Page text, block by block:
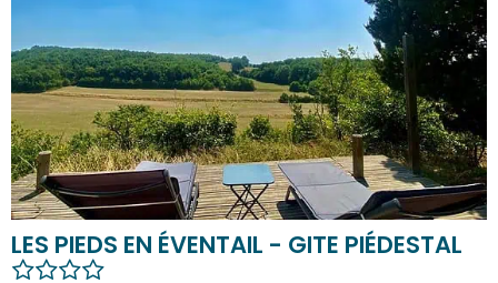
LES PIEDS EN ÉVENTAIL - GITE PIÉDESTAL